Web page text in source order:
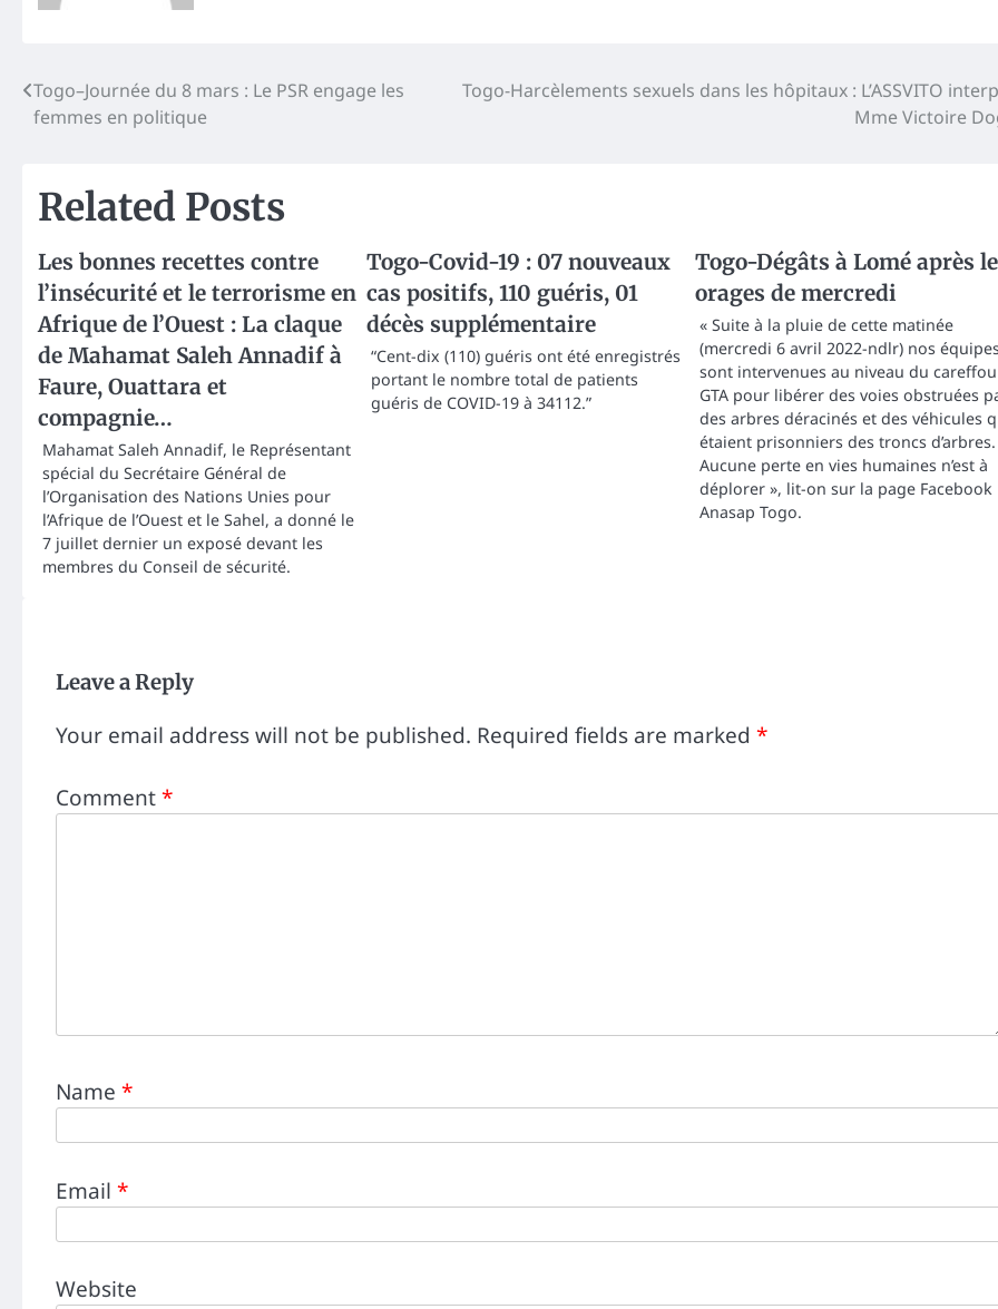
Post
navigation
Togo–Journée du 8 mars : Le PSR engage les
femmes en politique
Togo-Harcèlements sexuels dans les hôpitaux : L’ASSVITO
Mme Victoire
Related Posts
Les bonnes recettes contre
l’insécurité et le terrorisme en
Afrique de l’Ouest : La claque
de Mahamat Saleh Annadif à
Faure, Ouattara et
compagnie…
Mahamat Saleh Annadif, le Représentant
spécial du Secrétaire Général de
l’Organisation des Nations Unies pour
l’Afrique de l’Ouest et le Sahel, a donné le
7 juillet dernier un exposé devant les
membres du Conseil de sécurité.
Togo-Covid-19 : 07 nouveaux
cas positifs, 110 guéris, 01
décès supplémentaire
“Cent-dix (110) guéris ont été enregistrés
portant le nombre total de patients
guéris de COVID-19 à 34112.”
Togo-Dégâts à Lomé après
orages de mercredi
« Suite à la pluie de cette matinée
(mercredi 6 avril 2022-ndlr) nos
sont intervenues au niveau du
GTA pour libérer des voies obstruées
des arbres déracinés et des véhicules
étaient prisonniers des troncs d’arbres.
Aucune perte en vies humaines n’est à
déplorer », lit-on sur la page Facebook
Anasap Togo.
Leave a Reply
Your email address will not be published. Required fields are marked *
Comment*
Name *
Email *
Website